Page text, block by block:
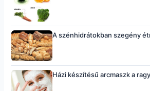
A szénhidrátokban szegény
Házi készítésű arcmaszk a